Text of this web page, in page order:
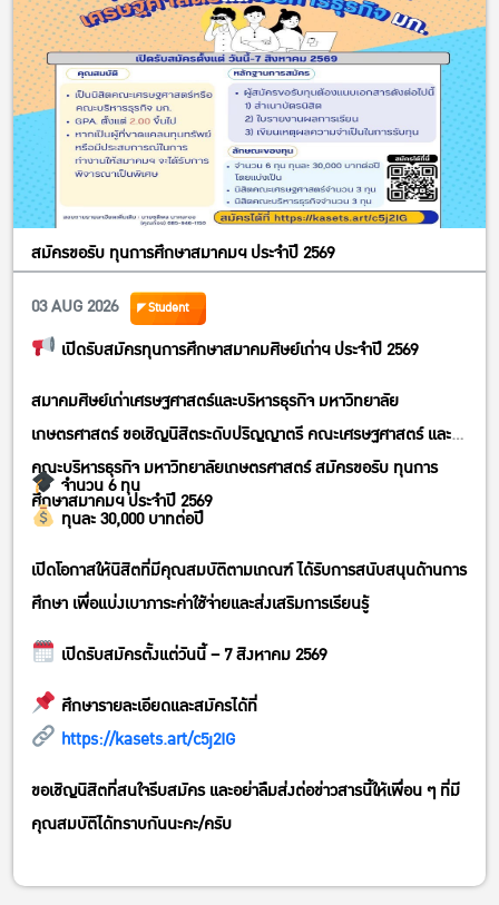
สมัครขอรับ ทุนการศึกษาสมาคมฯ ประจำปี 2569
03 AUG 2026
Student
เปิดรับสมัครทุนการศึกษาสมาคมศิษย์เก่าฯ ประจำปี 2569
สมาคมศิษย์เก่าเศรษฐศาสตร์และบริหารธุรกิจ มหาวิทยาลัย
เกษตรศาสตร์ ขอเชิญนิสิตระดับปริญญาตรี คณะเศรษฐศาสตร์ และ
คณะบริหารธุรกิจ มหาวิทยาลัยเกษตรศาสตร์ สมัครขอรับ ทุนการ
ศึกษาสมาคมฯ ประจำปี 2569
จำนวน 6 ทุน
ทุนละ 30,000 บาทต่อปี
เปิดโอกาสให้นิสิตที่มีคุณสมบัติตามเกณฑ์ ได้รับการสนับสนุนด้านการ
ศึกษา เพื่อแบ่งเบาภาระค่าใช้จ่ายและส่งเสริมการเรียนรู้
เปิดรับสมัครตั้งแต่วันนี้ – 7 สิงหาคม 2569
ศึกษารายละเอียดและสมัครได้ที่
https://kasets.art/c5j2IG
ขอเชิญนิสิตที่สนใจรีบสมัคร และอย่าลืมส่งต่อข่าวสารนี้ให้เพื่อน ๆ ที่มี
คุณสมบัติได้ทราบกันนะคะ/ครับ